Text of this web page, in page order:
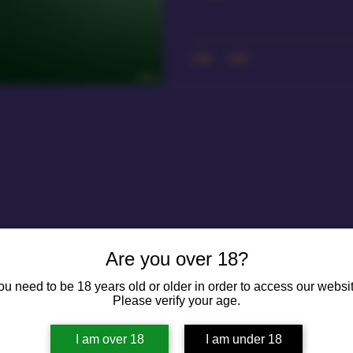
Are you over 18?
need to be 18 years old or older in order to access our
Please verify your age.
I am over 18 I am under 18